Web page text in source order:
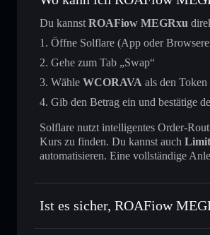
Du kannst ROAFiow MEGRxu
Öffne Solflare (App oder
Gehe zum Tab „Swap“
Wähle WCORAVA als den
Gib den Betrag ein und bestätige
Solflare nutzt intelligentes Order-
Kurs zu finden. Du kannst auch
automatisieren. Eine vollständige
Ist es sicher, ROAFiow
ROAFiow MEGRxu